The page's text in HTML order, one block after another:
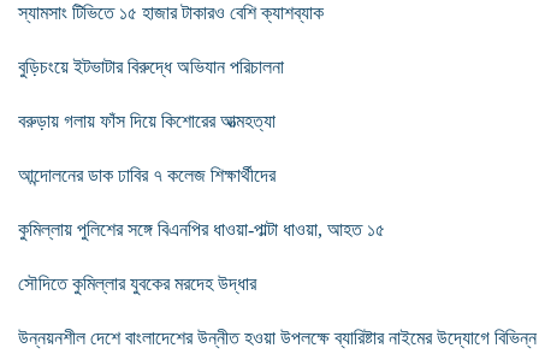
স্যামসাং টিভিতে ১৫ হাজার টাকারও বেশি ক্যাশব্যাক
বুড়িচংয়ে ইটভাটার বিরুদ্ধে অভিযান পরিচালনা
বরুড়ায় গলায় ফাঁস দিয়ে কিশোরের আত্মহত্যা
আন্দোলনের ডাক ঢাবির ৭ কলেজ শিক্ষার্থীদের
কুমিল্লায় পুলিশের সঙ্গে বিএনপির ধাওয়া-পাল্টা ধাওয়া, আহত ১৫
সৌদিতে কুমিল্লার যুবকের মরদেহ উদ্ধার
উন্নয়নশীল দেশে বাংলাদেশের উন্নীত হওয়া উপলক্ষে ব্যারিষ্টার নাইমের উদ্যোগে বিভিন্ন